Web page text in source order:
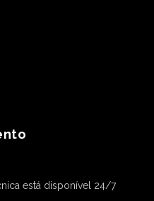
está disponível 24/7